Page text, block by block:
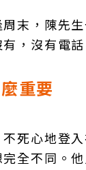
末，陳先
，沒有電
重要
死心地登
全不同。